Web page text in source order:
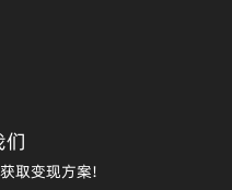
们
取变现方案!